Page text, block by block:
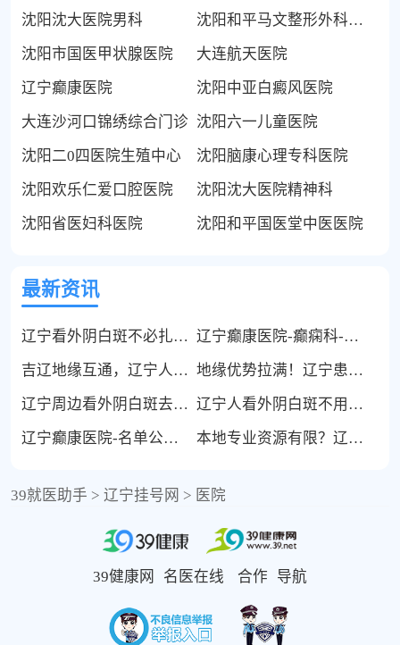
沈阳沈大医院男科
沈阳和平马文整形外科门诊部
沈阳市国医甲状腺医院
大连航天医院
辽宁癫康医院
沈阳中亚白癜风医院
大连沙河口锦绣综合门诊 沈阳六一儿童医院
沈阳二0四医院生殖中心
沈阳脑康心理专科医院
沈阳欢乐仁爱口腔医院
沈阳沈大医院精神科
沈阳省医妇科医院
沈阳和平国医堂中医医院
最新资讯
辽宁看外阴白斑不必扎堆本地，长春这家专项医院更适配
辽宁癫康医院-癫痫科-辽宁癫痫病专科医院哪家好
吉辽地缘互通，辽宁人群外阴白斑就诊可优选长春这家专业医院
地缘优势拉满！辽宁患者就近看外阴白斑，认准长春三零六中医院
辽宁周边看外阴白斑去哪？长春这家专业医院，邻省就诊更便捷
辽宁人看外阴白斑不用远跑！长春这家毗邻两省的专业中医院更合适
辽宁癫康医院-名单公布-辽宁癫痫科医院排名
本地专业资源有限？辽宁人看外阴白斑可优选长春专业院区
39就医助手 > 辽宁挂号网 > 医院
39健康网 名医在线 合作 导航